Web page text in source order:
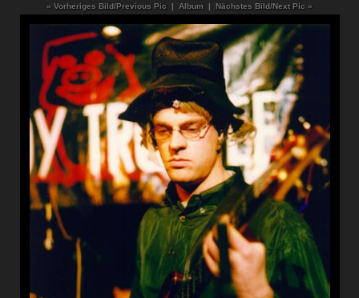
« Vorheriges Bild/Previous Pic | Album | Nächstes Bild/Next Pic »